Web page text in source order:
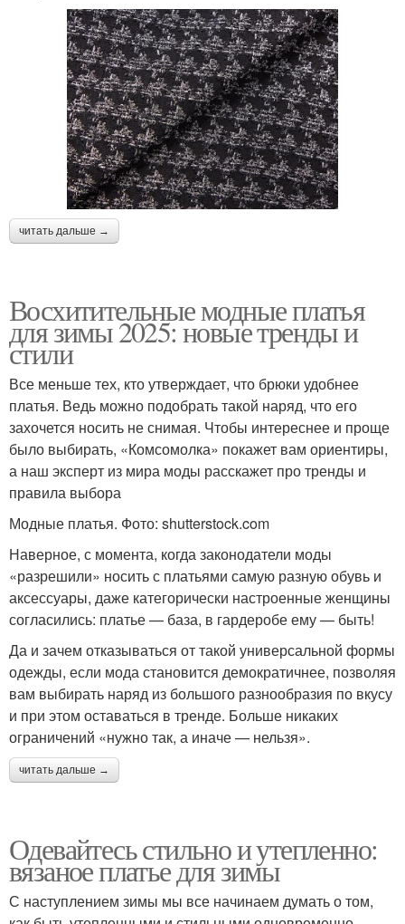
читать дальше →
Восхитительные модные платья
для зимы 2025: новые тренды и
стили
Все меньше тех, кто утверждает, что брюки удобнее
платья. Ведь можно подобрать такой наряд, что его
захочется носить не снимая. Чтобы интереснее и проще
было выбирать, «Комсомолка» покажет вам ориентиры,
а наш эксперт из мира моды расскажет про тренды и
правила выбора
Модные платья. Фото: shutterstock.com
Наверное, с момента, когда законодатели моды
«разрешили» носить с платьями самую разную обувь и
аксессуары, даже категорически настроенные женщины
согласились: платье — база, в гардеробе ему — быть!
Да и зачем отказываться от такой универсальной формы
одежды, если мода становится демократичнее, позволяя
вам выбирать наряд из большого разнообразия по вкусу
и при этом оставаться в тренде. Больше никаких
ограничений «нужно так, а иначе — нельзя».
читать дальше →
Одевайтесь стильно и утепленно:
вязаное платье для зимы
С наступлением зимы мы все начинаем думать о том,